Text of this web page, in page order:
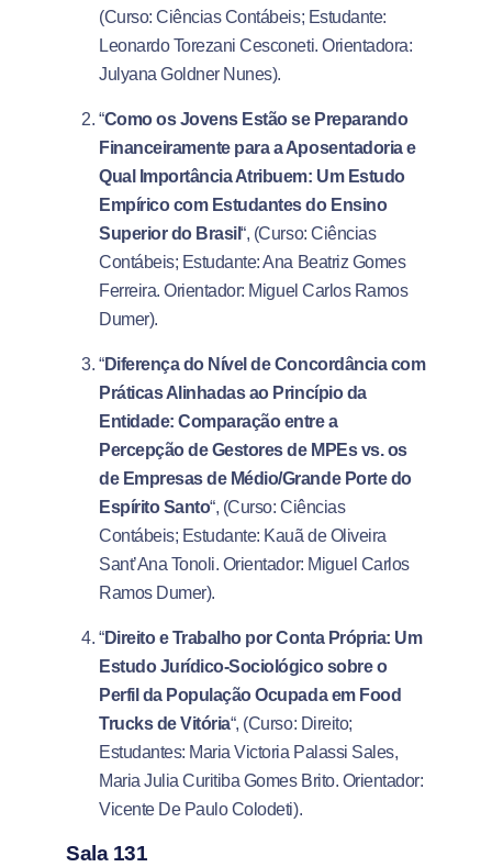
(Curso: Ciências Contábeis; Estudante:
Leonardo Torezani Cesconeti. Orientadora:
Julyana Goldner Nunes).
“Como os Jovens Estão se Preparando
Financeiramente para a Aposentadoria e
Qual Importância Atribuem: Um Estudo
Empírico com Estudantes do Ensino
Superior do Brasil“, (Curso: Ciências
Contábeis; Estudante: Ana Beatriz Gomes
Ferreira. Orientador: Miguel Carlos Ramos
Dumer).
“Diferença do Nível de Concordância com
Práticas Alinhadas ao Princípio da
Entidade: Comparação entre a
Percepção de Gestores de MPEs vs. os
de Empresas de Médio/Grande Porte do
Espírito Santo“, (Curso: Ciências
Contábeis; Estudante: Kauã de Oliveira
Sant’Ana Tonoli. Orientador: Miguel Carlos
Ramos Dumer).
“Direito e Trabalho por Conta Própria: Um
Estudo Jurídico-Sociológico sobre o
Perfil da População Ocupada em Food
Trucks de Vitória“, (Curso: Direito;
Estudantes: Maria Victoria Palassi Sales,
Maria Julia Curitiba Gomes Brito. Orientador:
Vicente De Paulo Colodeti).
Sala 131